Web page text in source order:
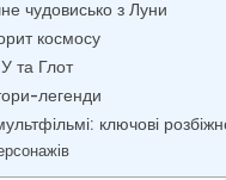
чудовисько з Луни
космосу
та Глот
легенди
ключові